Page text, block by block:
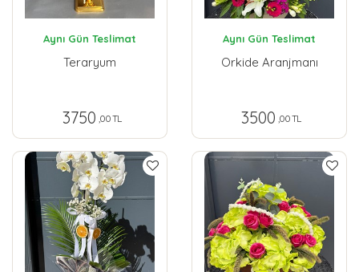
Aynı Gün Teslimat
Teraryum
3750 ,00 TL
Aynı Gün Teslimat
Orkide Aranjmanı
3500 ,00 TL